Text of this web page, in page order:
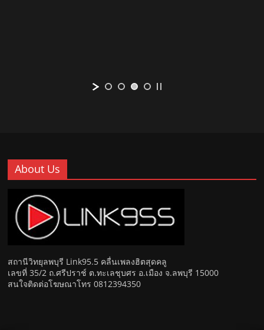
About Us
สถานีวิทยุลพบุรี Link95.5 คลื่นเพลงฮิตสุดคลู
เลขที่ 35/2 ถ.ศรีปราช์ ต.ทะเลชุบศร อ.เมือง จ.ลพบุรี 15000
สนใจติดต่อโฆษณาโทร 0812394350